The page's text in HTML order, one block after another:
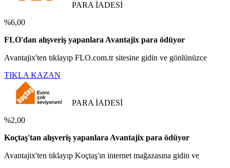
PARA İADESİ
%6,00
FLO'dan alışveriş yapanlara Avantajix para ödüyor
Avantajix'ten tıklayıp FLO.com.tr sitesine gidin ve gönlünüzce
TIKLA KAZAN
PARA İADESİ
%2,00
Koçtaş'tan alışveriş yapanlara Avantajix para ödüyor
Avantajix'ten tıklayıp Koçtaş'ın internet mağazasına gidin ve